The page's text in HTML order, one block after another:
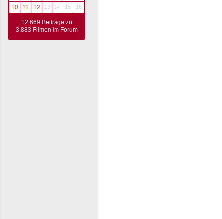
10
11 12 13 14 15 16
12.669 Beiträge zu
3.883 Filmen im Forum